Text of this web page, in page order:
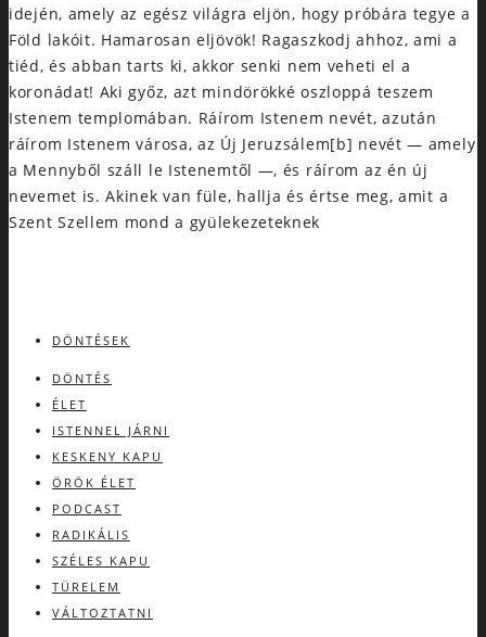
idején, amely az egész világra eljön, hogy próbára tegye a
Föld lakóit. Hamarosan eljövök! Ragaszkodj ahhoz, ami a
tiéd, és abban tarts ki, akkor senki nem veheti el a
koronádat! Aki győz, azt mindörökké oszloppá teszem
Istenem templomában. Ráírom Istenem nevét, azután
ráírom Istenem városa, az Új Jeruzsálem[b] nevét — amely
a Mennyből száll le Istenemtől —, és ráírom az én új
nevemet is. Akinek van füle, hallja és értse meg, amit a
Szent Szellem mond a gyülekezeteknek
DÖNTÉSEK
DÖNTÉS
ÉLET
ISTENNEL JÁRNI
KESKENY KAPU
ÖRÖK ÉLET
PODCAST
RADIKÁLIS
SZÉLES KAPU
TÜRELEM
VÁLTOZTATNI